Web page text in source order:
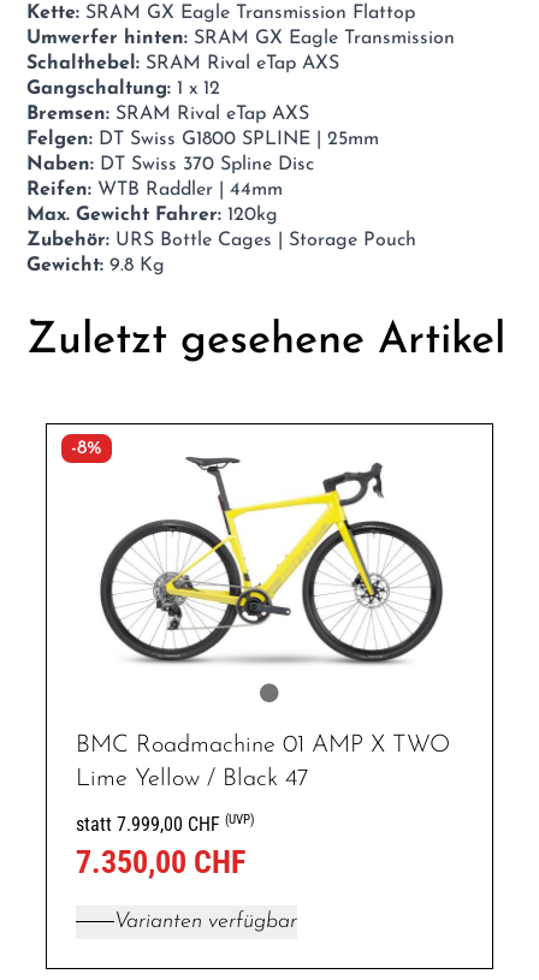
Kette: SRAM GX Eagle Transmission Flattop
Umwerfer hinten: SRAM GX Eagle Transmission
Schalthebel: SRAM Rival eTap AXS
Gangschaltung: 1 x 12
Bremsen: SRAM Rival eTap AXS
Felgen: DT Swiss G1800 SPLINE | 25mm
Naben: DT Swiss 370 Spline Disc
Reifen: WTB Raddler | 44mm
Max. Gewicht Fahrer: 120kg
Zubehör: URS Bottle Cages | Storage Pouch
Gewicht: 9.8 Kg
Zuletzt gesehene Artikel
-8%
BMC Roadmachine 01 AMP X TWO
Lime Yellow / Black 47
statt 7.999,00 CHF(UVP)
7.350,00 CHF
Varianten verfügbar